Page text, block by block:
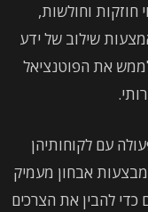
חוזקות וחולשות,
שילוב של ידע
לממש את הפוטנציאל
עם לקוחותיהן
אבחון מעמיק
להבין את הצרכים